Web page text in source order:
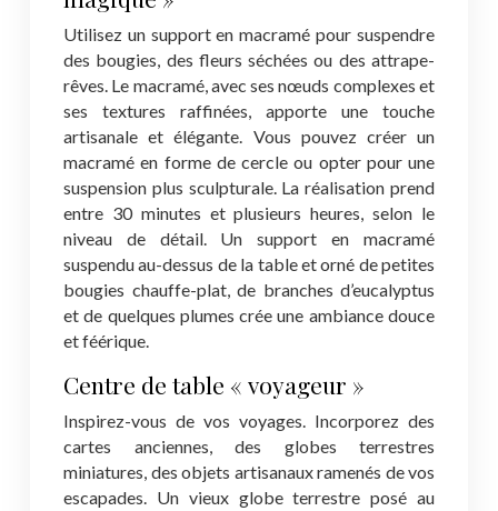
Utilisez un support en macramé pour suspendre
des bougies, des fleurs séchées ou des attrape-
rêves. Le macramé, avec ses nœuds complexes et
ses textures raffinées, apporte une touche
artisanale et élégante. Vous pouvez créer un
macramé en forme de cercle ou opter pour une
suspension plus sculpturale. La réalisation prend
entre 30 minutes et plusieurs heures, selon le
niveau de détail. Un support en macramé
suspendu au-dessus de la table et orné de petites
bougies chauffe-plat, de branches d’eucalyptus
et de quelques plumes crée une ambiance douce
et féérique.
Centre de table « voyageur »
Inspirez-vous de vos voyages. Incorporez des
cartes anciennes, des globes terrestres
miniatures, des objets artisanaux ramenés de vos
escapades. Un vieux globe terrestre posé au